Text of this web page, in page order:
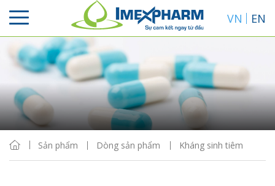
VN EN
Sản phẩm Dòng sản phẩm Kháng sinh tiêm
Sắp xếp
Hiển thị